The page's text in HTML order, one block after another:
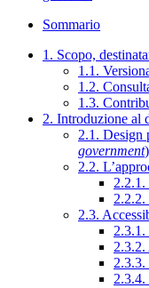
Sommario
1. Scopo,
1.1.
1.2.
1.3.
2. Introduzione al
2.1. Design
government)
2.2.
2.2.1.
2.3.
2.3.2.
2.3.3.
2.3.4.